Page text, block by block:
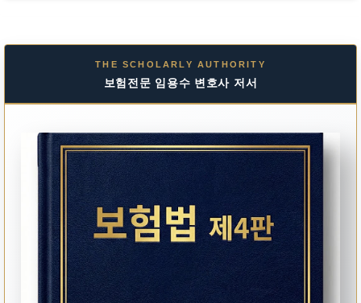
THE SCHOLARLY AUTHORITY
보험전문 임용수 변호사 저서